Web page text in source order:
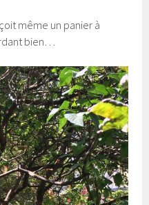
même un panier à
bien…